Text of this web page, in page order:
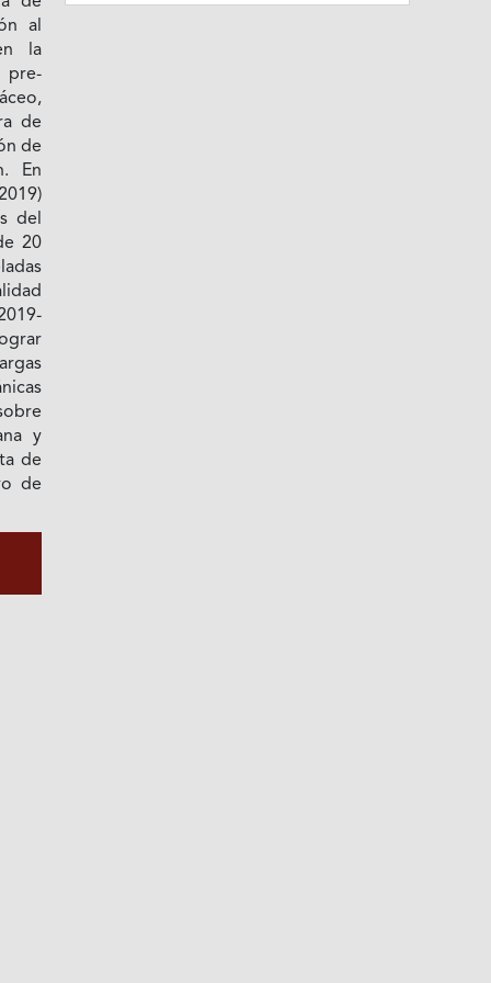
al
la
pre-
de
de
En
del
20
y
de
de